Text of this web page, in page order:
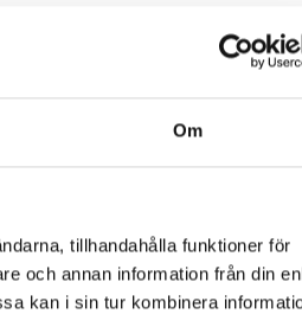
Om
tillhandahålla funktioner för
och annan information från din
kan i sin tur kombinera
ett glasparti finns det
Läs mer om
regelparti. Det består